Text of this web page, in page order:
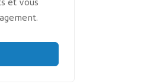
et vous